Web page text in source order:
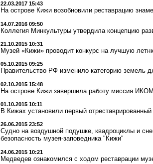
22.03.2017 15:43
На острове Кижи возобновили реставрацию
14.07.2016 09:50
Коллегия Минкультуры утвердила концепцию
21.10.2015 10:31
Музей «Кижи» проводит конкурс на лучшую
05.10.2015 09:25
Правительство РФ изменило категорию земель
02.10.2015 15:48
На острове Кижи завершила работу миссия
01.10.2015 10:11
В Кижах установили первый отреставрированный
26.06.2015 23:52
Cудно на воздушной подушке, квадроциклы и
безопасность музея-заповедника "Кижи"
24.06.2015 10:21
Медведев ознакомился с ходом реставрации